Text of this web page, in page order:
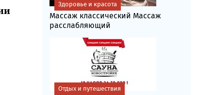
Массаж классический Массаж
расслабляющий
Здоровье и красота
Отдых и путешествия